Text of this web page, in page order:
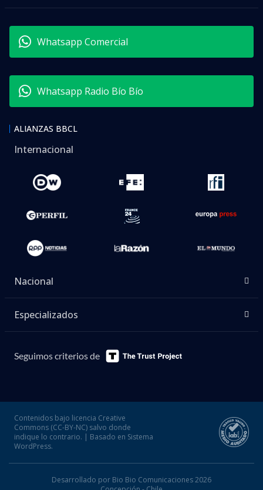
Whatsapp Comercial
Whatsapp Radio Bío Bío
ALIANZAS BBCL
Internacional
Nacional
Especializados
Seguimos criterios de
Contenidos bajo licencia Creative
Commons (CC-BY-NC) salvo donde
indique lo contrario. | Basado en Sistema
WordPress.
Desarrollado por Bio Bio Comunicaciones 2026